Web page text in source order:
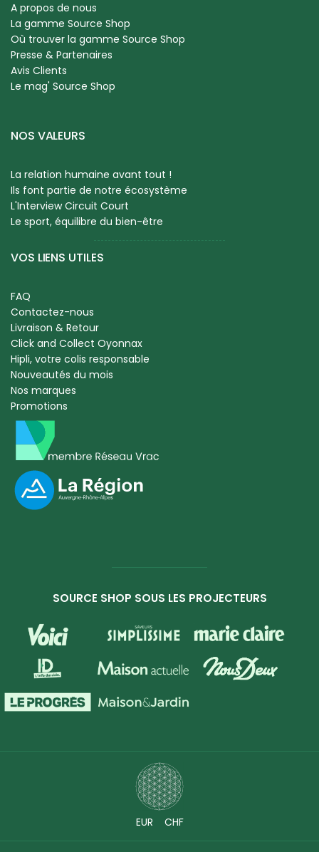
A propos de nous
La gamme Source Shop
Où trouver la gamme Source Shop
Presse & Partenaires
Avis Clients
Le mag' Source Shop
NOS VALEURS
La relation humaine avant tout !
Ils font partie de notre écosystème
L'Interview Circuit Court
Le sport, équilibre du bien-être
VOS LIENS UTILES
FAQ
Contactez-nous
Livraison & Retour
Click and Collect Oyonnax
Hipli, votre colis responsable
Nouveautés du mois
Nos marques
Promotions
SOURCE SHOP SOUS LES PROJECTEURS
EUR CHF